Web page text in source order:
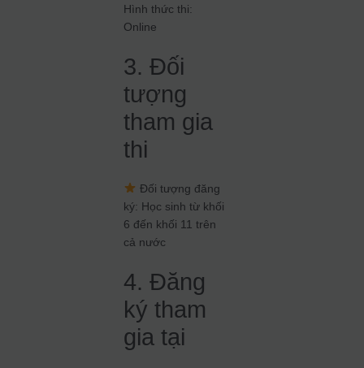
Hình thức thi:
Online
3. Đối
tượng
tham gia
thi
Đối tượng đăng
ký: Học sinh từ khối
6 đến khối 11 trên
cả nước
4. Đăng
ký tham
gia tại